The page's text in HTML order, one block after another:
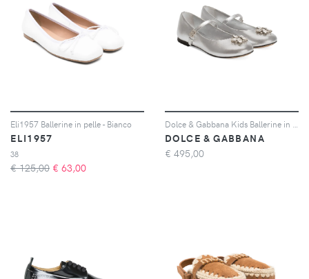
Eli1957 Ballerine in pelle - Bianco
ELI1957
38
€ 125,00 € 63,00
DOLCE & GABBANA
€ 495,00